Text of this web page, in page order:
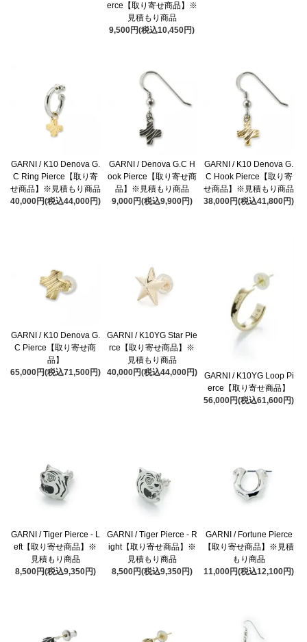
erce【取り寄せ商品】※
見積もり商品
9,500円(税込10,450円)
GARNI / K10 Denova G.
C Ring Pierce【取り寄
せ商品】※見積もり商品
40,000円(税込44,000円)
GARNI / Denova G.C H
ook Pierce【取り寄せ商
品】※見積もり商品
9,000円(税込9,900円)
GARNI / K10 Denova G.
C Hook Pierce【取り寄
せ商品】※見積もり商品
38,000円(税込41,800円)
GARNI / K10 Denova G.
C Pierce【取り寄せ商
品】
65,000円(税込71,500円)
GARNI / K10YG Star Pie
rce【取り寄せ商品】※
見積もり商品
40,000円(税込44,000円)
GARNI / K10YG Loop Pi
erce【取り寄せ商品】
56,000円(税込61,600円)
GARNI / Tiger Pierce - L
eft【取り寄せ商品】※
見積もり商品
8,500円(税込9,350円)
GARNI / Tiger Pierce - R
ight【取り寄せ商品】※
見積もり商品
8,500円(税込9,350円)
GARNI / Fortune Pierce
【取り寄せ商品】※見積
もり商品
11,000円(税込12,100円)